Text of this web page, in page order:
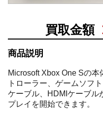
買取金額
商品説明
Microsoft Xbox One Sの
トローラー、ゲームソフ
ケーブル、HDMIケーブル
プレイを開始できます。